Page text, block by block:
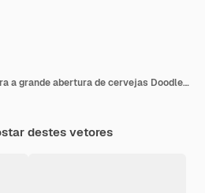
Modelo de convite para a grande abertura de cervejas Doodle e bar de futebol
destes vetores